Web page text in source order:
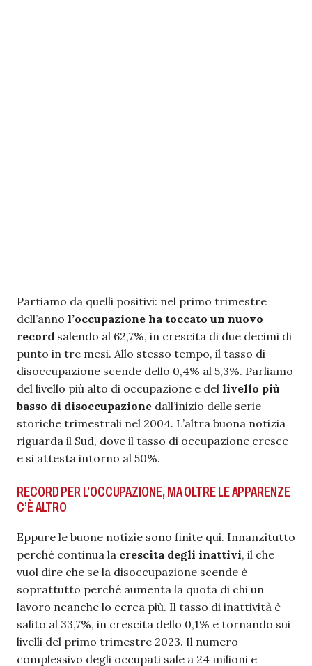
Partiamo da quelli positivi: nel primo trimestre
dell’anno l’occupazione ha toccato un nuovo
record salendo al 62,7%, in crescita di due decimi di
punto in tre mesi. Allo stesso tempo, il tasso di
disoccupazione scende dello 0,4% al 5,3%. Parliamo
del livello più alto di occupazione e del livello più
basso di disoccupazione dall’inizio delle serie
storiche trimestrali nel 2004. L’altra buona notizia
riguarda il Sud, dove il tasso di occupazione cresce
e si attesta intorno al 50%.
RECORD PER L’OCCUPAZIONE, MA OLTRE LE APPARENZE
C’È ALTRO
Eppure le buone notizie sono finite qui. Innanzitutto
perché continua la crescita degli inattivi, il che
vuol dire che se la disoccupazione scende è
soprattutto perché aumenta la quota di chi un
lavoro neanche lo cerca più. Il tasso di inattività è
salito al 33,7%, in crescita dello 0,1% e tornando sui
livelli del primo trimestre 2023. Il numero
complessivo degli occupati sale a 24 milioni e